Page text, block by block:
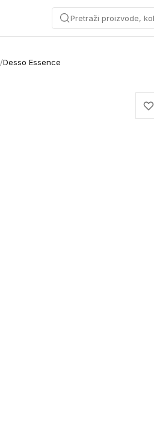
Pretraži proizvode,
/Desso Essence